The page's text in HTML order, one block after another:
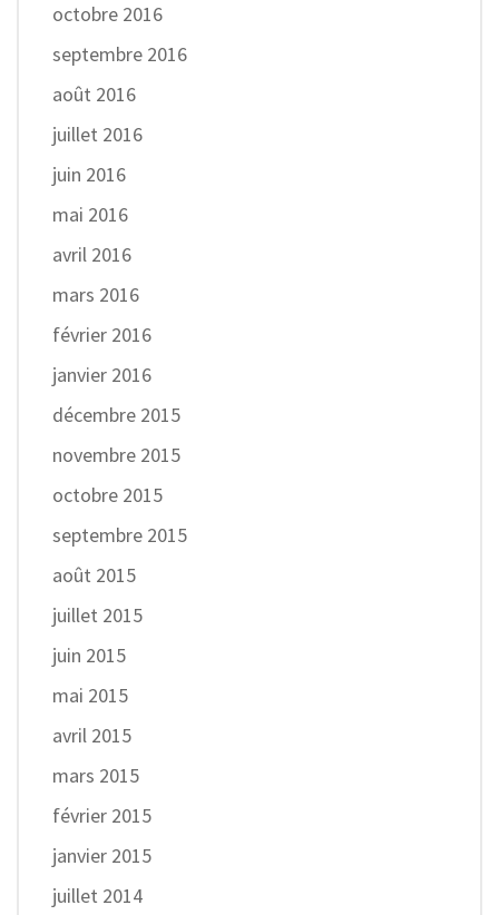
octobre 2016
septembre 2016
août 2016
juillet 2016
juin 2016
mai 2016
avril 2016
mars 2016
février 2016
janvier 2016
décembre 2015
novembre 2015
octobre 2015
septembre 2015
août 2015
juillet 2015
juin 2015
mai 2015
avril 2015
mars 2015
février 2015
janvier 2015
juillet 2014